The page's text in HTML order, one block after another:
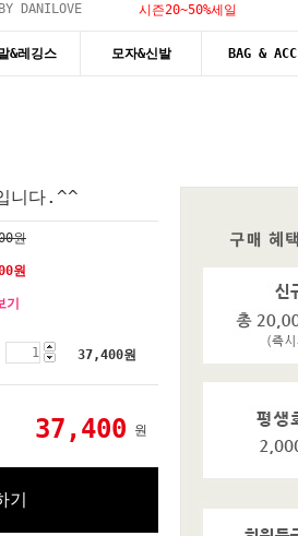
DANILOVE 시즌20~50%세일
&레깅스 모자&신발 BAG & ACC
니다.^^
원
원
기
37,400원
37,400 원
기